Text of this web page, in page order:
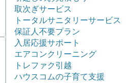
取次ぎサービス
トータルサニタリーサービス
保証人不要プラン
入居応援サポート
エアコンクリーニング
トレファク引越
ハウスコムの子育て支援